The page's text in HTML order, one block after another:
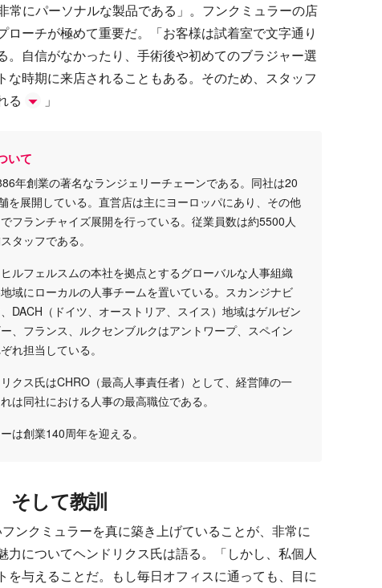
常にパーソナルな製品である」。フンクミュラーの店
ローチが極めて重要だ。「お客様は試着室で文字通り
。自信がなかったり、手術後や初めてのブラジャー選
な時期に来店されることもある。そのため、スタッフ
る
」
いて
年創業の著名なランジェリーチェーンである。同社は20
を展開している。直営店は主にヨーロッパにあり、その他
フランチャイズ展開を行っている。従業員数は約5500人
タッフである。
ルフェルスムの本社を拠点とするグローバルな人事組織
域にローカルの人事チームを置いている。スカンジナビ
DACH（ドイツ、オーストリア、スイス）地域はゲルゼン
、フランス、ルクセンブルクはアントワープ、スペイン
れ担当している。
クス氏はCHRO（最高人事責任者）として、経営陣の一
は同社における人事の最高職位である。
は創業140周年を迎える。
そして教訓
フンクミュラーを真に築き上げていることが、非常に
力についてヘンドリクス氏は語る。「しかし、私個人
を与えることだ。もし毎日オフィスに通っても、目に